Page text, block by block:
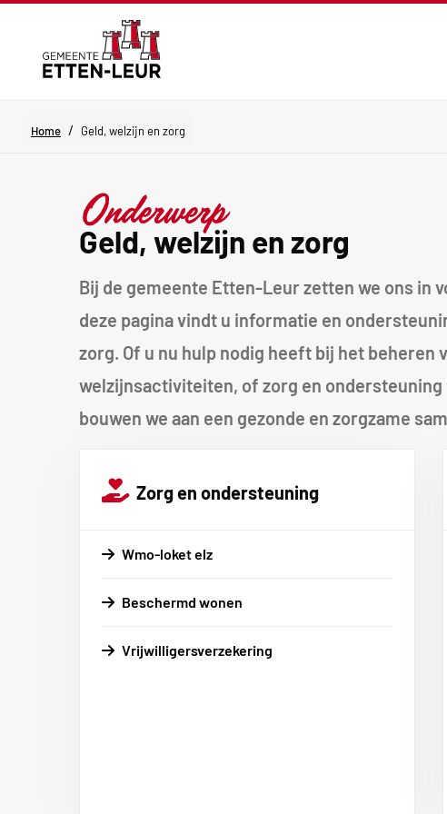
Home / Geld, welzijn en zorg
Onderwerp
Geld, welzijn en zorg
Bij de gemeente Etten-Leur zetten we ons in
deze pagina vindt u informatie en
zorg. Of u nu hulp nodig heeft bij het beheren
welzijnsactiviteiten, of zorg en ondersteuning
bouwen we aan een gezonde en zorgzame
Zorg en ondersteuning
Wmo-loket elz
Beschermd wonen
Vrijwilligersverzekering